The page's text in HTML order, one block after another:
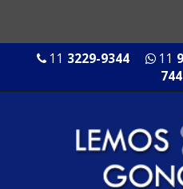
11 3229-9344 11